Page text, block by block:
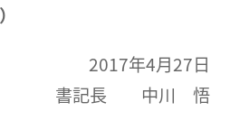
2017年4月27日
書記長 中川 悟